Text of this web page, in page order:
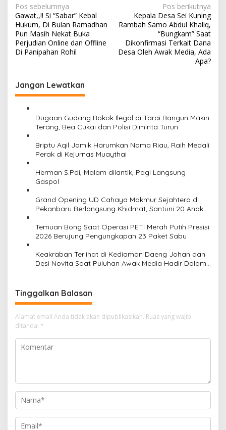
N
a
v
i
a
s
Pos sebelumnya
Gawat,,!! Si “Sabar” Kebal
Hukum, Di Bulan Ramadhan
Pun Masih Nekat Buka
Perjudian Online dan Offline
Di Panipahan Rohil
Pos berikutnya
Kepala Desa Sei Kuning
Rambah Samo Abdul Khaliq,
“Bungkam” Saat
Dikonfirmasi Terkait Dana
Desa Oleh Awak Media, Ada
Apa?
Jangan Lewatkan
Dugaan Gudang Rokok Ilegal di Tarai Bangun Makin
Terang, Bea Cukai dan Polisi Diminta Turun
Briptu Aqil Jamik Harumkan Nama Riau, Raih Medali
Perak di Kejurnas Muaythai
Herman S.Pdi, Malam dilantik, Pagi Langsung
Gaspol
Grand Opening UD Cahaya Makmur Sejahtera di
Pekanbaru Berlangsung Khidmat, Santuni 20 Anak
Temuan Bong Saat Operasi PETI Merah Putih Presisi
2026 Berujung Pengungkapan 23 Paket Sabu
Keakraban Terlihat di Kediaman Daeng Johan dan
Desi Novita Saat Puluhan Awak Media Hadir Dalam
Tinggalkan Balasan
Alamat email Anda tidak akan dipublikasikan. Ruas yang wajib
ditandai *